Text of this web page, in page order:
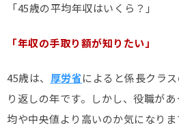
「45歳の平均年収はいくら？」
「年収の手取り額が知りたい」
45歳は、 厚労省によると係長クラ
り返しの年です。しかし、役職が
均や中央値より高いのか気になりま